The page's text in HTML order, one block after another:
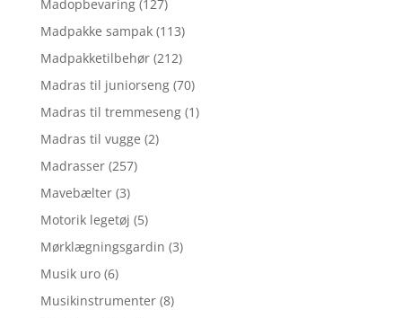
Madopbevaring (127)
Madpakke sampak (113)
Madpakketilbehør (212)
Madras til juniorseng (70)
Madras til tremmeseng (1)
Madras til vugge (2)
Madrasser (257)
Mavebælter (3)
Motorik legetøj (5)
Mørklægningsgardin (3)
Musik uro (6)
Musikinstrumenter (8)